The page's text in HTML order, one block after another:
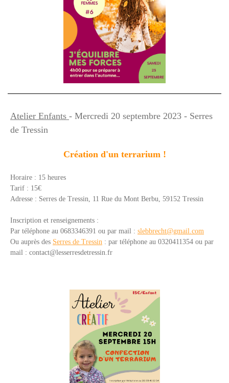
Atelier Enfants - Mercredi 20 septembre 2023 - Serres
de Tressin
Création d'un terrarium !
Horaire : 15 heures
Tarif : 15€
Adresse : Serres de Tressin, 11 Rue du Mont Berbu, 59152 Tressin
Inscription et renseignements :
Par téléphone au 0683346391 ou par mail : slebbrecht@gmail.com
Ou auprès des Serres de Tressin : par téléphone au 0320411354 ou par
mail : contact@lesserresdetressin.fr